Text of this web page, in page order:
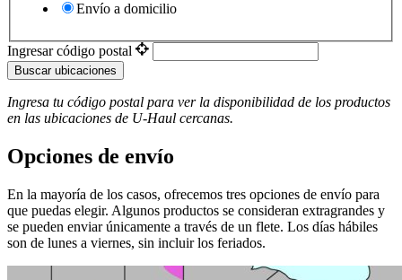
Envío a domicilio
Ingresar código postal
Buscar ubicaciones
Ingresa tu código postal para ver la disponibilidad de los productos
en las ubicaciones de U-Haul ​​​​​​​ cercanas.
Opciones de envío
En la mayoría de los casos, ofrecemos tres opciones de envío para
que puedas elegir. Algunos productos se consideran extragrandes y
se pueden enviar únicamente a través de un flete. Los días hábiles
son de lunes a viernes, sin incluir los feriados.